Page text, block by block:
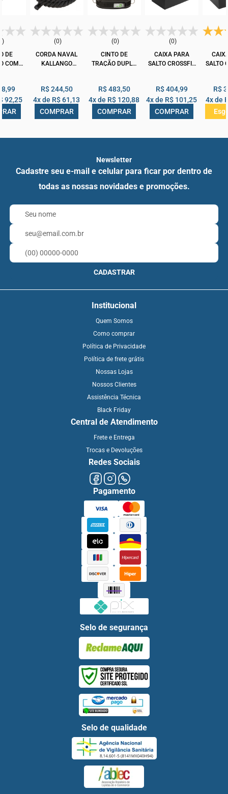
DE
COM
92,25
(0)
CORDA NAVAL
KALLANGO
R$ 244,50
4x de R$ 61,13
COMPRAR
(0)
CINTO DE
TRAÇÃO DUPLO
R$ 483,50
4x de R$ 120,88
COMPRAR
(0)
CAIXA PARA
SALTO CROSSFIT
R$ 404,99
4x de R$ 101,25
COMPRAR
SALTO
R$
4x de
Newsletter
Cadastre seu e-mail e celular para ficar por dentro de
todas as nossas novidades e promoções.
CADASTRAR
Institucional
Quem Somos
Como comprar
Política de Privacidade
Política de frete grátis
Nossas Lojas
Nossos Clientes
Assistência Técnica
Black Friday
Central de Atendimento
Frete e Entrega
Trocas e Devoluções
Redes Sociais
Pagamento
Selo de segurança
Selo de qualidade